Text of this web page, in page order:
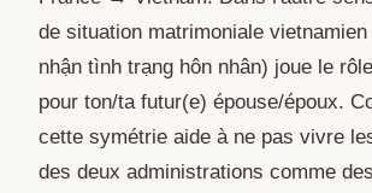
de situation matrimoniale
nhận tình trạng hôn nhân) joue le
pour ton/ta futur(e) épouse/époux.
cette symétrie aide à ne pas vivre
des deux administrations comme